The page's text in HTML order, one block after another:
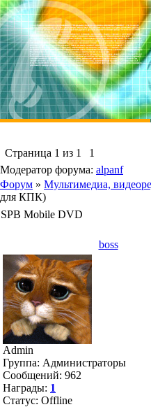
Страница 1 из 1
1
Модератор форума: alpanf
Форум » Мультимедиа,
для КПК)
SPB Mobile DVD
boss
Admin
Группа: Администраторы
Сообщений: 962
Награды: 1
Статус: Offline